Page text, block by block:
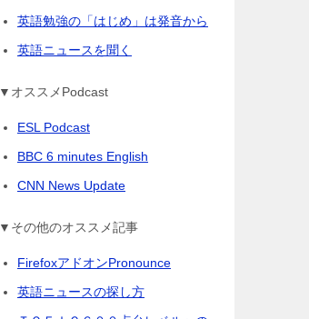
英語勉強の「はじめ」は発音から
英語ニュースを聞く
▼オススメPodcast
ESL Podcast
BBC 6 minutes English
CNN News Update
▼その他のオススメ記事
FirefoxアドオンPronounce
英語ニュースの探し方